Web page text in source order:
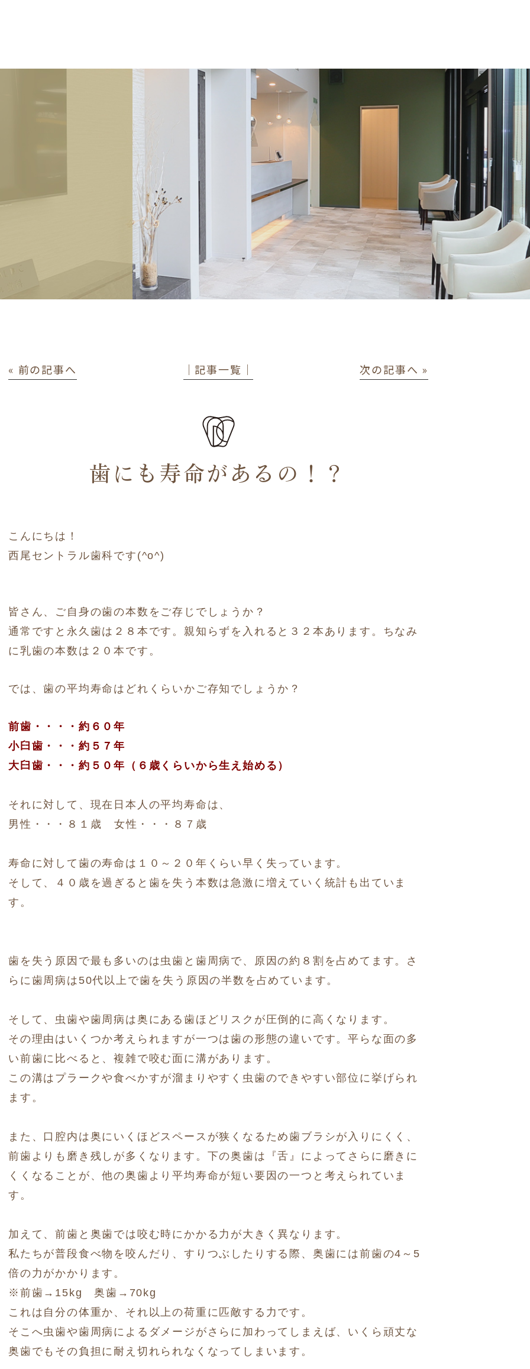
« 前の記事へ │記事一覧│ 次の記事へ »
歯にも寿命があるの！？
こんにちは！
西尾セントラル歯科です(^o^)
皆さん、ご自身の歯の本数をご存じでしょうか？
通常ですと永久歯は２８本です。親知らずを入れると３２本あります。ちなみ
に乳歯の本数は２０本です。
では、歯の平均寿命はどれくらいかご存知でしょうか？
前歯・・・・約６０年
小臼歯・・・約５７年
大臼歯・・・約５０年（６歳くらいから生え始める）
それに対して、現在日本人の平均寿命は、
男性・・・８１歳 女性・・・８７歳
寿命に対して歯の寿命は１０～２０年くらい早く失っています。
そして、４０歳を過ぎると歯を失う本数は急激に増えていく統計も出ていま
す。
歯を失う原因で最も多いのは虫歯と歯周病で、原因の約８割を占めてます。 さ
らに歯周病は50代以上で歯を失う原因の半数を占めています。
そして、虫歯や歯周病は奥にある歯ほどリスクが圧倒的に高くなります。
その理由はいくつか考えられますが一つは歯の形態の違いです。平らな面の多
い前歯に比べると、複雑で咬む面に溝があります。
この溝はプラークや食べかすが溜まりやすく虫歯のできやすい部位に挙げられ
ます。
また、口腔内は奥にいくほどスペースが狭くなるため歯ブラシが入りにくく、
前歯よりも磨き残しが多くなります。 下の奥歯は『舌』によってさらに磨きに
くくなることが、他の奥歯より平均寿命が短い要因の一つと考えられていま
す。
加えて、前歯と奥歯では咬む時にかかる力が大きく異なります。
私たちが普段食べ物を咬んだり、すりつぶしたりする際、奥歯には前歯の4～5
倍の力がかかります。
※前歯→15kg 奥歯→70kg
これは自分の体重か、それ以上の荷重に匹敵する力です。
そこへ虫歯や歯周病によるダメージがさらに加わってしまえば、いくら頑丈な
奥歯でもその負担に耐え切れられなくなってしまいます。